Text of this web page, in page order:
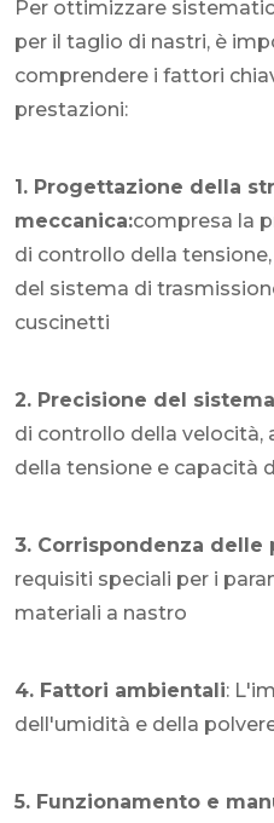
Per ottimizzare
per il taglio di nastri, è
comprendere i fattori
prestazioni:
1. Progettazione della
meccanica:compresa la
di controllo della
del sistema di
cuscinetti
2. Precisione del
di controllo della
della tensione e capacità
3. Corrispondenza
requisiti speciali per i
materiali a nastro
4. Fattori ambientali:
dell'umidità e della
5. Funzionamento e